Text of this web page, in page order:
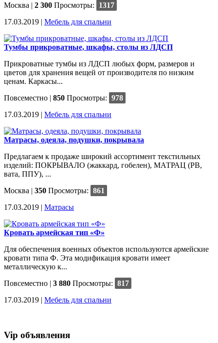
Москва | 2 300 Просмотры:
1317
17.03.2019 | Мебель для спальни
Тумбы прикроватные, шкафы, столы из ЛДСП
Прикроватные тумбы из ЛДСП любых форм, размеров и
цветов для хранения вещей от производителя по низким
ценам. Каркасы...
Повсеместно | 850 Просмотры: 978
17.03.2019 | Мебель для спальни
Матрасы, одеяла, подушки, покрывала
Предлагаем к продаже широкий ассортимент текстильных
изделий: ПОКРЫВАЛО (жаккард, гобелен), МАТРАЦ (РВ,
вата, ППУ), ...
Москва | 350 Просмотры: 861
17.03.2019 | Матрасы
Кровать армейская тип «Ф»
Для обеспечения военных объектов используются армейские
кровати типа Ф. Эта модификация кровати имеет
металлическую к...
Повсеместно | 3 880 Просмотры: 817
17.03.2019 | Мебель для спальни
Vip объявления